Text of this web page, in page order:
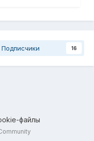
Подписчики 16
файлы